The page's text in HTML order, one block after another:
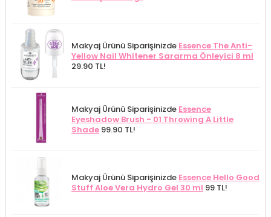
Makyaj Ürünü Siparişinizde Essence The Anti-
Yellow Nail Whitener Sararma Önleyici 8 ml
29.90 TL!
Makyaj Ürünü Siparişinizde Essence
Eyeshadow Brush - 01 Throwing A Little
Shade 99.90 TL!
Makyaj Ürünü Siparişinizde Essence Hello Good
Stuff Aloe Vera Hydro Gel 30 ml 99 TL!